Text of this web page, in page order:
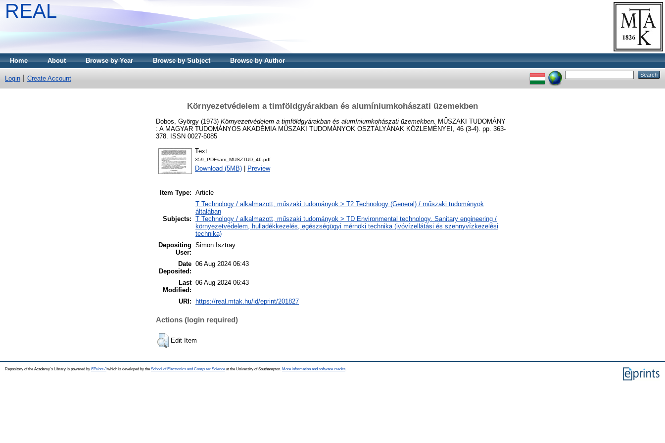
REAL
Home About Browse by Year Browse by Subject Browse by Author
Login Create Account
Környezetvédelem a timföldgyárakban és alumíniumkohászati üzemekben
Dobos, György (1973) Környezetvédelem a timföldgyárakban és alumíniumkohászati üzemekben. MŰSZAKI TUDOMÁNY
: A MAGYAR TUDOMÁNYOS AKADÉMIA MŰSZAKI TUDOMÁNYOK OSZTÁLYÁNAK KÖZLEMÉNYEI, 46 (3-4). pp. 363-
378. ISSN 0027-5085
Text
359_PDFsam_MUSZTUD_46.pdf
Download (5MB) Preview
Item Type: Article
Subjects:
T Technology / alkalmazott, műszaki tudományok > T2 Technology (General) / műszaki tudományok
általában
T Technology / alkalmazott, műszaki tudományok > TD Environmental technology. Sanitary engineering /
környezetvédelem, hulladékkezelés, egészségügyi mérnöki technika (ivóvízellátási és szennyvízkezelési
technika)
Depositing
User:
Simon Isztray
Date
Deposited:
06 Aug 2024 06:43
Last
Modified:
06 Aug 2024 06:43
URI: https://real.mtak.hu/id/eprint/201827
Actions (login required)
Edit Item
Repository of the Academy's Library is powered by EPrints 3which is developed by the School of Electronics and Computer Science at the University of Southampton. More information and software credits